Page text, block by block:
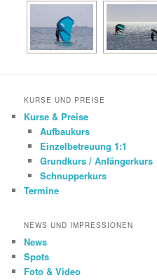
KURSE UND PREISE
Kurse & Preise
Aufbaukurs
Einzelbetreuung 1:1
Grundkurs / Anfängerkurs
Schnupperkurs
Termine
NEWS UND IMPRESSIONEN
News
Spots
Foto & Video